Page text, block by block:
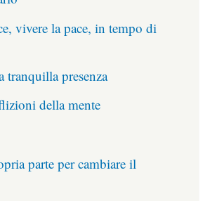
vivere la pace, in tempo di
tranquilla presenza
della mente
parte per cambiare il